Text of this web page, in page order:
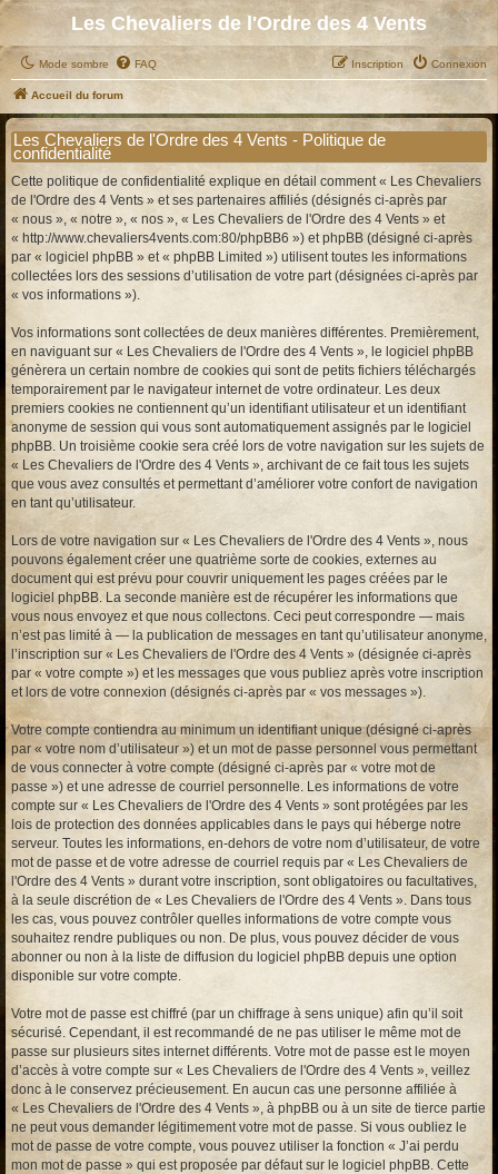
Les Chevaliers de l'Ordre des 4 Vents
Mode sombre FAQ Connexion
Inscription
Accueil du forum
Les Chevaliers de l'Ordre des 4 Vents - Politique de
confidentialité
Cette politique de confidentialité explique en détail comment « Les Chevaliers
de l'Ordre des 4 Vents » et ses partenaires affiliés (désignés ci-après par
« nous », « notre », « nos », « Les Chevaliers de l'Ordre des 4 Vents » et
« http://www.chevaliers4vents.com:80/phpBB6 ») et phpBB (désigné ci-après
par « logiciel phpBB » et « phpBB Limited ») utilisent toutes les informations
collectées lors des sessions d’utilisation de votre part (désignées ci-après par
« vos informations »).
Vos informations sont collectées de deux manières différentes. Premièrement,
en naviguant sur « Les Chevaliers de l'Ordre des 4 Vents », le logiciel phpBB
génèrera un certain nombre de cookies qui sont de petits fichiers téléchargés
temporairement par le navigateur internet de votre ordinateur. Les deux
premiers cookies ne contiennent qu’un identifiant utilisateur et un identifiant
anonyme de session qui vous sont automatiquement assignés par le logiciel
phpBB. Un troisième cookie sera créé lors de votre navigation sur les sujets de
« Les Chevaliers de l'Ordre des 4 Vents », archivant de ce fait tous les sujets
que vous avez consultés et permettant d’améliorer votre confort de navigation
en tant qu’utilisateur.
Lors de votre navigation sur « Les Chevaliers de l'Ordre des 4 Vents », nous
pouvons également créer une quatrième sorte de cookies, externes au
document qui est prévu pour couvrir uniquement les pages créées par le
logiciel phpBB. La seconde manière est de récupérer les informations que
vous nous envoyez et que nous collectons. Ceci peut correspondre — mais
n’est pas limité à — la publication de messages en tant qu’utilisateur anonyme,
l’inscription sur « Les Chevaliers de l'Ordre des 4 Vents » (désignée ci-après
par « votre compte ») et les messages que vous publiez après votre inscription
et lors de votre connexion (désignés ci-après par « vos messages »).
Votre compte contiendra au minimum un identifiant unique (désigné ci-après
par « votre nom d’utilisateur ») et un mot de passe personnel vous permettant
de vous connecter à votre compte (désigné ci-après par « votre mot de
passe ») et une adresse de courriel personnelle. Les informations de votre
compte sur « Les Chevaliers de l'Ordre des 4 Vents » sont protégées par les
lois de protection des données applicables dans le pays qui héberge notre
serveur. Toutes les informations, en-dehors de votre nom d’utilisateur, de votre
mot de passe et de votre adresse de courriel requis par « Les Chevaliers de
l'Ordre des 4 Vents » durant votre inscription, sont obligatoires ou facultatives,
à la seule discrétion de « Les Chevaliers de l'Ordre des 4 Vents ». Dans tous
les cas, vous pouvez contrôler quelles informations de votre compte vous
souhaitez rendre publiques ou non. De plus, vous pouvez décider de vous
abonner ou non à la liste de diffusion du logiciel phpBB depuis une option
disponible sur votre compte.
Votre mot de passe est chiffré (par un chiffrage à sens unique) afin qu’il soit
sécurisé. Cependant, il est recommandé de ne pas utiliser le même mot de
passe sur plusieurs sites internet différents. Votre mot de passe est le moyen
d’accès à votre compte sur « Les Chevaliers de l'Ordre des 4 Vents », veillez
donc à le conservez précieusement. En aucun cas une personne affiliée à
« Les Chevaliers de l'Ordre des 4 Vents », à phpBB ou à un site de tierce partie
ne peut vous demander légitimement votre mot de passe. Si vous oubliez le
mot de passe de votre compte, vous pouvez utiliser la fonction « J’ai perdu
mon mot de passe » qui est proposée par défaut sur le logiciel phpBB. Cette